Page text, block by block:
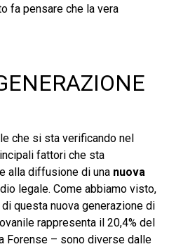
fa pensare che la vera
che si sta verificando nel
fattori che sta
alla diffusione di una nuova
legale. Come abbiamo visto,
questa nuova generazione di
rappresenta il 20,4% del
Forense – sono diverse dalle